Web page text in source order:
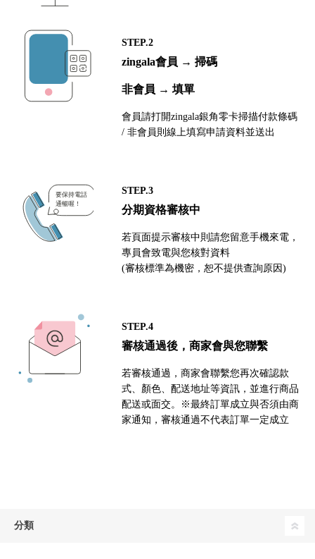
STEP.2
zingala會員 → 掃碼
非會員 → 填單
會員請打開zingala銀角零卡掃描付款條碼
/ 非會員則線上填寫申請資料並送出
STEP.3
分期資格審核中
若頁面提示審核中則請您留意手機來電，
專員會致電與您核對資料
(審核標準為機密，恕不提供查詢原因)
STEP.4
審核通過後，商家會與您聯繫
若審核通過，商家會聯繫您再次確認款
式、顏色、配送地址等資訊，並進行商品
配送或面交。※最終訂單成立與否須由商
家通知，審核通過不代表訂單一定成立
分類